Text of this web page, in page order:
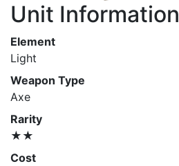
Unit Information
Element
Light
Weapon Type
Axe
Rarity
★★
Cost